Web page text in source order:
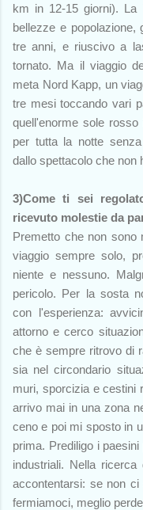
km in 12-15 giorni). La
bellezze e popolazione,
tre anni, e riuscivo a
tornato. Ma il viaggio
meta Nord Kapp, un
tre mesi toccando vari
quell'enorme sole
per tutta la notte
dallo spettacolo che non
3)Come ti sei
ricevuto molestie da
Premetto che non sono
viaggio sempre solo,
niente e nessuno.
pericolo. Per la sosta
con l'esperienza:
attorno e cerco
che è sempre ritrovo di
sia nel circondario
muri, sporcizia e cestini
arrivo mai in una zona
ceno e poi mi sposto in
prima. Prediligo i
industriali. Nella
accontentarsi: se non ci
fermiamoci, meglio